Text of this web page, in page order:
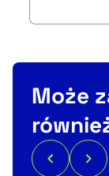
Może